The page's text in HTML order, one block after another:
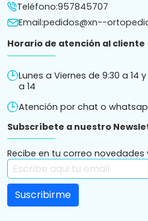
Teléfono:957845707
Email:pedidos@xn--
Horario de atención al cliente
Lunes a Viernes de 9:30 a 14
a 14
Atención por chat o
Subscríbete a nuestro
Recibe en tu correo novedades